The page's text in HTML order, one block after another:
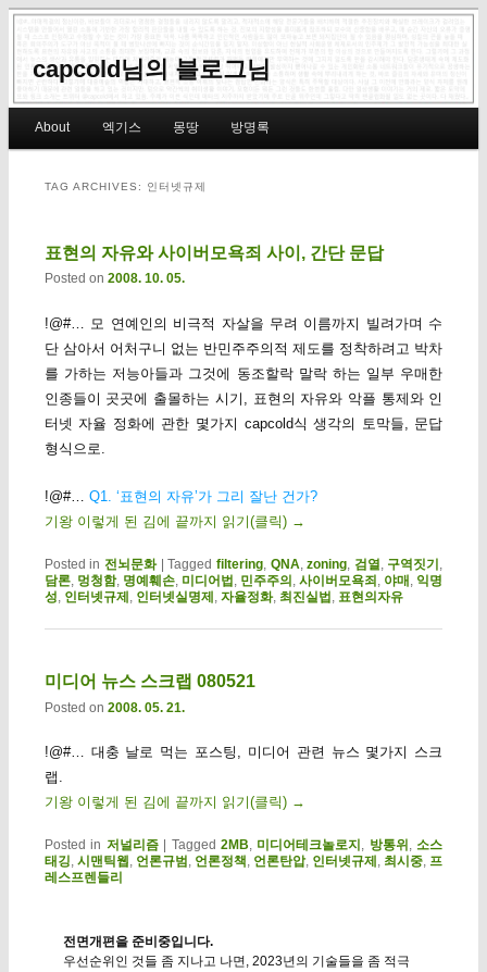
capcold님의 블로그님
Skip to primary content
Skip to secondary content
About 엑기스 몽땅 방명록
TAG ARCHIVES: 인터넷규제
표현의 자유와 사이버모욕죄 사이, 간단 문답
Posted on 2008. 10. 05.
!@#… 모 연예인의 비극적 자살을 무려 이름까지 빌려가며 수
단 삼아서 어처구니 없는 반민주주의적 제도를 정착하려고 박차
를 가하는 저능아들과 그것에 동조할락 말락 하는 일부 우매한
인종들이 곳곳에 출몰하는 시기, 표현의 자유와 악플 통제와 인
터넷 자율 정화에 관한 몇가지 capcold식 생각의 토막들, 문답
형식으로.
!@#… Q1. ‘표현의 자유’가 그리 잘난 건가?
기왕 이렇게 된 김에 끝까지 읽기(클릭) →
Posted in 전뇌문화 |Tagged filtering, QNA ,zoning 검열 구역짓기
담론, 멍청함, 명예훼손, 미디어법 민주주의 ,사이버모욕죄 야매 익명
성 인터넷규제 인터넷실명제 자율정화, 최진실법 표현의자유
미디어 뉴스 스크랩 080521
Posted on 2008. 05. 21.
!@#… 대충 날로 먹는 포스팅, 미디어 관련 뉴스 몇가지 스크
랩.
기왕 이렇게 된 김에 끝까지 읽기(클릭) →
Posted in 저널리즘 Tagged 2MB, 미디어테크놀로지 , 방통위 ,소스
태깅, 시맨틱웹, 언론규범 , 언론정책 , 언론탄압, 인터넷규제 , 최시중,프
레스프렌들리
전면개편을 준비중입니다.
우선순위인 것들 좀 지나고 나면, 2023년의 기술들을 좀 적극